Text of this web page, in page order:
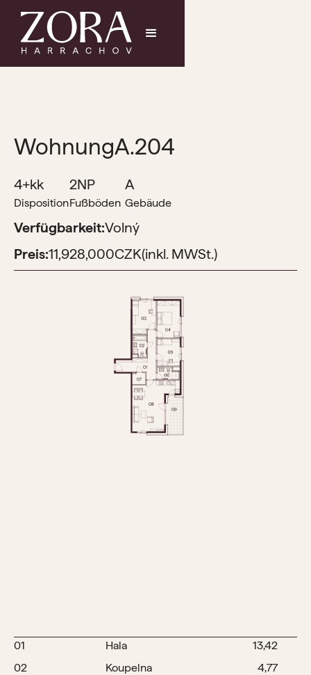
WohnungA.204
4+kk 2NP A
DispositionFußböden Gebäude
Verfügbarkeit:Volný
Preis:11,928,000CZK(inkl. MWSt.)
01 Hala
13,42
02
Koupelna
4,77